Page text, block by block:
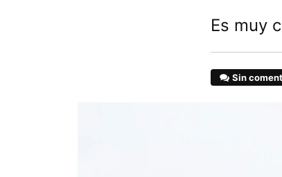
Es muy
Sin